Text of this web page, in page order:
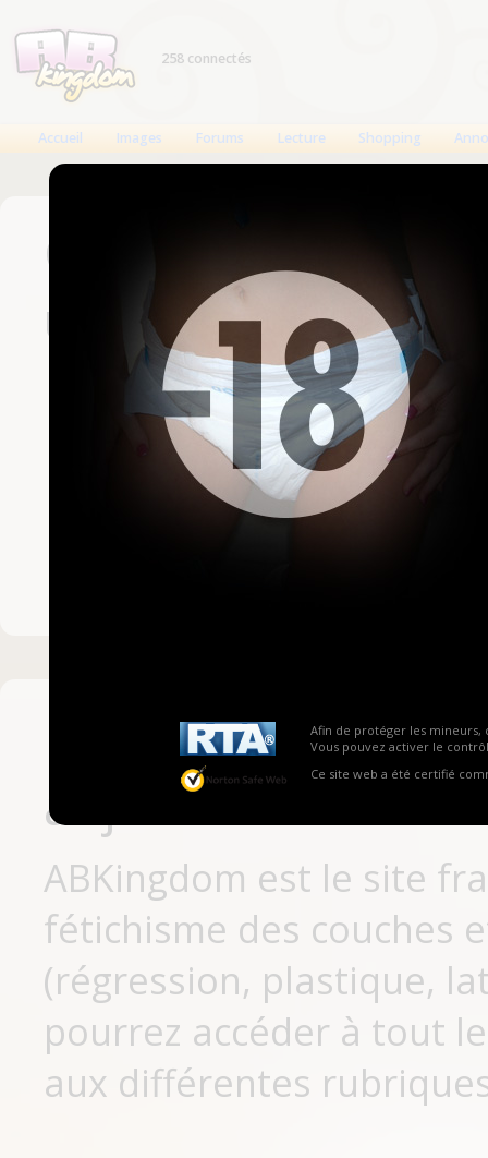
Afin de protéger les mineurs,
Vous pouvez activer le
Ce site web a été certifié
258 connectés
Accueil Images Forums Lecture Shopping
Connexion
Un compte est
Nom d'utilisateur
Mot de passe
Pas encore
aujourd'hui
ABKingdom est le site
fétichisme des couches
(régression, plastique,
pourrez accéder à tout
aux différentes